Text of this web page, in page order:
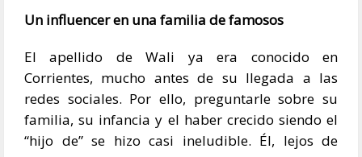
Un influencer en una familia de famosos
El apellido de Wali ya era conocido en
Corrientes, mucho antes de su llegada a las
redes sociales. Por ello, preguntarle sobre su
familia, su infancia y el haber crecido siendo el
“hijo de” se hizo casi ineludible. Él, lejos de